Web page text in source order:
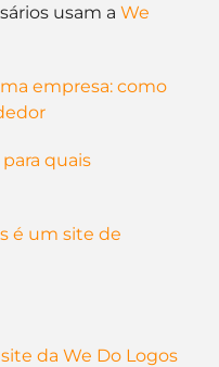
usam a We
empresa: como
quais
é um site de
da We Do Logos